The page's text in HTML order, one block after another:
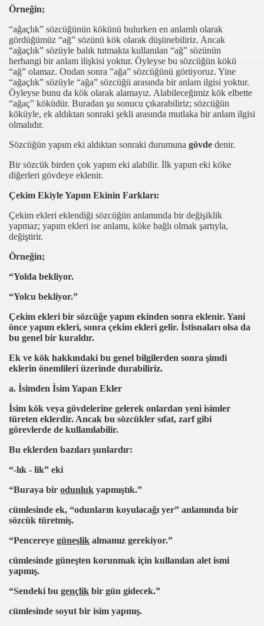
Örneğin;
“ağaçlık” sözcüğünün kökünü bulurken en anlamlı olarak
gördüğümüz “ağ” sözünü kök olarak düşünebiliriz. Ancak
“ağaçlık” sözüyle balık tutmakta kullanılan “ağ” sözünün
herhangi bir anlam ilişkisi yoktur. Öyleyse bu sözcüğün kökü
“ağ” olamaz. Ondan sonra "ağa” sözcüğünü görüyoruz. Yine
“ağaçlık” sözüyle “ağa” sözcüğü arasında bir anlam ilgisi yoktur.
Öyleyse bunu da kök olarak alamayız. Alabileceğimiz kök elbette
“ağaç” köküdür. Buradan şu sonucu çıkarabiliriz; sözcüğün
köküyle, ek aldıktan sonraki şekli arasında mutlaka bir anlam ilgisi
olmalıdır.
Sözcüğün yapım eki aldıktan sonraki durumuna gövde denir.
Bir sözcük birden çok yapım eki alabilir. İlk yapım eki köke
diğerleri gövdeye eklenir.
Çekim Ekiyle Yapım Ekinin Farkları:
Çekim ekleri eklendiği sözcüğün anlamında bir değişiklik
yapmaz; yapım ekleri ise anlamı, köke bağlı olmak şartıyla,
değiştirir.
Örneğin;
“Yolda bekliyor.
“Yolcu bekliyor.”
Çekim ekleri bir sözcüğe yapım ekinden sonra eklenir. Yani
önce yapım ekleri, sonra çekim ekleri gelir. İstisnaları olsa da
bu genel bir kuraldır.
Ek ve kök hakkındaki bu genel bilgilerden sonra şimdi
eklerin önemlileri üzerinde durabiliriz.
a. İsimden İsim Yapan Ekler
İsim kök veya gövdelerine gelerek onlardan yeni isimler
türeten eklerdir. Ancak bu sözcükler sıfat, zarf gibi
görevlerde de kullanılabilir.
Bu eklerden bazıları şunlardır:
“-lık - lik” eki
“Buraya bir odunluk yapmıştık.”
cümlesinde ek, “odunların koyulacağı yer” anlamında bir
sözcük türetmiş.
“Pencereye güneşlik almamız gerekiyor.”
cümlesinde güneşten korunmak için kullanılan alet ismi
yapmış.
“Sendeki bu gençlik bir gün gidecek.”
cümlesinde soyut bir isim yapmış.